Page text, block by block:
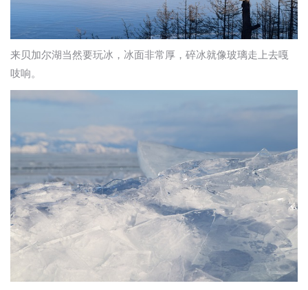
来贝加尔湖当然要玩冰，冰面非常厚，碎冰就像玻璃走上去嘎
吱响。